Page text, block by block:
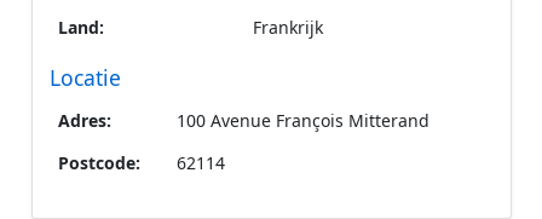
Land:
Frankrijk
Locatie
Adres:
100 Avenue François Mitterand
Postcode:
62114